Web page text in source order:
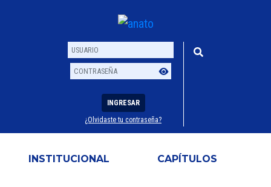
Usuario
Contraseña
INGRESAR
¿Olvidaste tu contraseña?
INSTITUCIONAL CAPÍTULOS